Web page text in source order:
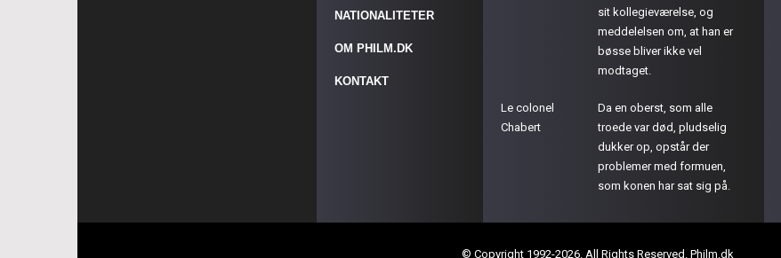
NATIONALITETER
OM PHILM.DK
KONTAKT
sit kollegieværelse, og
meddelelsen om, at han er
bøsse bliver ikke vel
modtaget.
Le colonel
Chabert
Da en oberst, som alle
troede var død, pludselig
dukker op, opstår der
problemer med formuen,
som konen har sat sig på.
© Copyright 1992-2026. All Rights Reserved. Philm.dk